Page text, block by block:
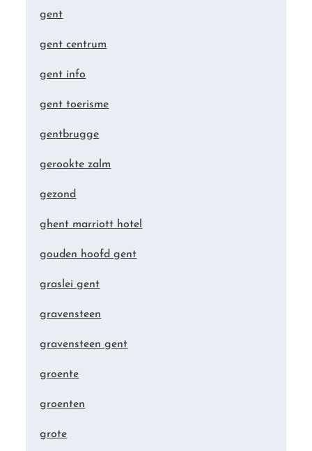
gent
gent centrum
gent info
gent toerisme
gentbrugge
gerookte zalm
gezond
ghent marriott hotel
gouden hoofd gent
graslei gent
gravensteen
gravensteen gent
groente
groenten
grote